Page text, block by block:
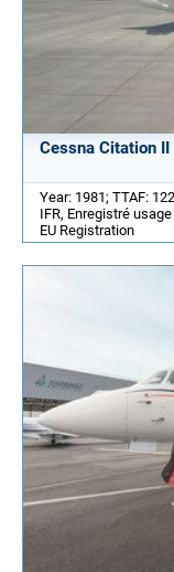
Cessna Citation
Year: 1981; TTAF:
IFR, Enregistré
EU Registration